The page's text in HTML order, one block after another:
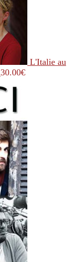
L'Italie au
30.00€